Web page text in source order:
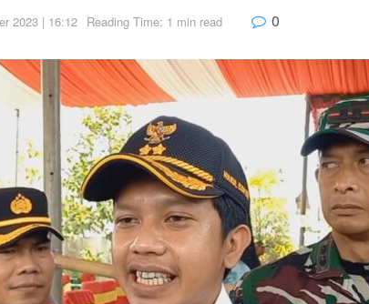
2023 | 16:12 Reading Time: 1 min read 0